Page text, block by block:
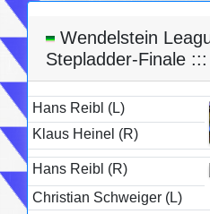
Wendelstein
Stepladder-Finale :::
Hans Reibl (L)
Klaus Heinel (R)
Hans Reibl (R)
Christian Schweiger (L)